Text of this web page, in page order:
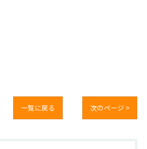
一覧に戻る 次のページ >